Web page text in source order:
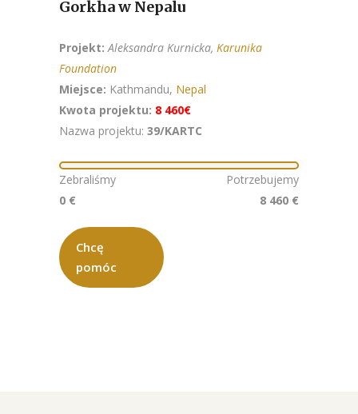
Gorkha w Nepalu
Projekt:Aleksandra Kurnicka, Karunika
Foundation
Miejsce: Kathmandu, Nepal
Kwota projektu: 8 460€
Nazwa projektu: 39/KARTC
Chcę
pomóc
Zebraliśmy
0 €
Potrzebujemy
8 460 €